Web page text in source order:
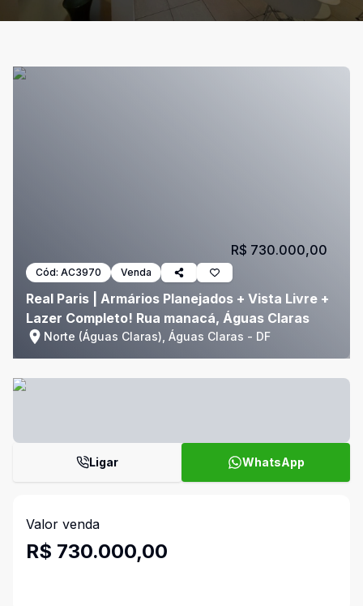
Cód: AC3970 Venda
Real Paris | Armários Planejados + Vista Livre +
Lazer Completo! Rua manacá, Águas Claras
Norte (Águas Claras), Águas Claras - DF
R$ 730.000,00
Ligar WhatsApp
Valor venda
R$ 730.000,00